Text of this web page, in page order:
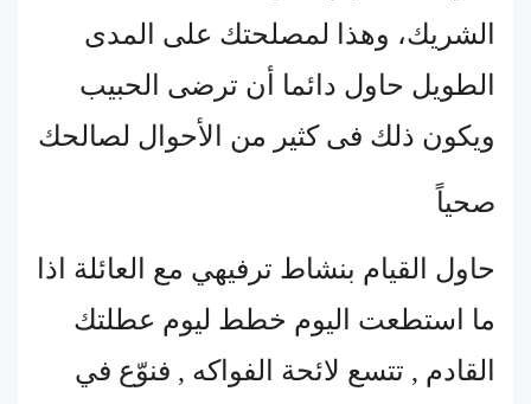
الشريك، وهذا لمصلحتك على المدى
الطويل حاول دائما أن ترضى الحبيب
ويكون ذلك فى كثير من الأحوال لصالحك
صحياً
حاول القيام بنشاط ترفيهي مع العائلة اذا
ما استطعت اليوم خطط ليوم عطلتك
القادم , تتسع لائحة الفواكه , فنوّع في